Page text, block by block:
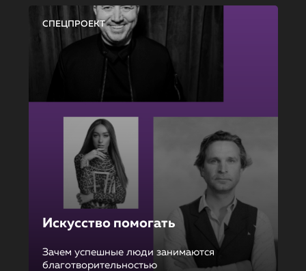
СПЕЦПРОЕКТ
Искусство помогать
Зачем успешные люди занимаются
благотворительностью